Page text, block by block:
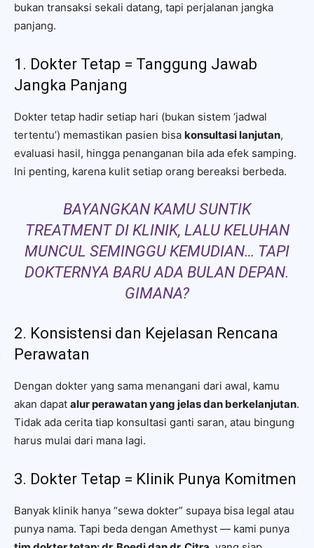
bukan transaksi sekali datang, tapi perjalanan jangka
panjang.
1. Dokter Tetap = Tanggung Jawab
Jangka Panjang
Dokter tetap hadir setiap hari (bukan sistem ‘jadwal
tertentu’) memastikan pasien bisa konsultasi lanjutan,
evaluasi hasil, hingga penanganan bila ada efek samping.
Ini penting, karena kulit setiap orang bereaksi berbeda.
BAYANGKAN KAMU SUNTIK
TREATMENT DI KLINIK, LALU KELUHAN
MUNCUL SEMINGGU KEMUDIAN… TAPI
DOKTERNYA BARU ADA BULAN DEPAN.
GIMANA?
2. Konsistensi dan Kejelasan Rencana
Perawatan
Dengan dokter yang sama menangani dari awal, kamu
akan dapat alur perawatan yang jelas dan berkelanjutan.
Tidak ada cerita tiap konsultasi ganti saran, atau bingung
harus mulai dari mana lagi.
3. Dokter Tetap = Klinik Punya Komitmen
Banyak klinik hanya “sewa dokter” supaya bisa legal atau
punya nama. Tapi beda dengan Amethyst — kami punya